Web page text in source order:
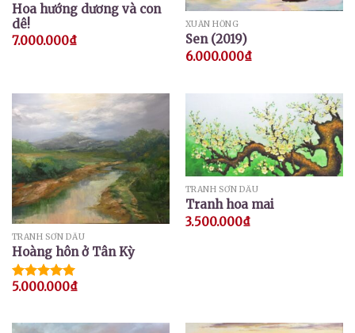
Hoa hướng dương và con
dê!
7.000.000₫
XUÂN HỒNG
Sen (2019)
6.000.000₫
TRANH SƠN DẦU
Hoàng hôn ở Tân Kỳ
Được xếp
5.000.000₫
TRANH SƠN DẦU
Tranh hoa mai
3.500.000₫